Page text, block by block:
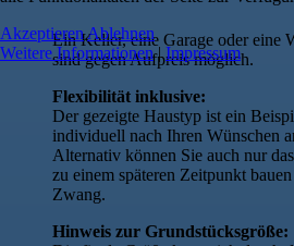
Ein Keller, eine Garage oder eine
sind gegen Aufpreis möglich.
Flexibilität inklusive:
Der gezeigte Haustyp ist ein
individuell nach Ihren Wünschen
Alternativ können Sie auch nur
zu einem späteren Zeitpunkt
Zwang.
Hinweis zur Grundstücksgröße:
AkzeptierenAblehnen
Weitere Informationen|Impressum